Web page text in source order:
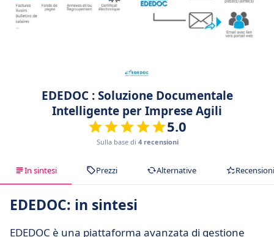
EDEDOC : Soluzione Documentale
Intelligente per Imprese Agili
5.0
Sulla base di 4 recensioni
In sintesi Prezzi Alternative Recensioni
EDEDOC: in sintesi
EDEDOC è una piattaforma avanzata di gestione